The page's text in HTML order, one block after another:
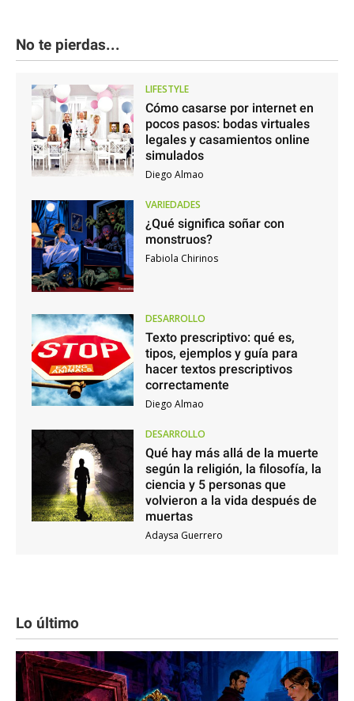
No te pierdas...
LIFESTYLE
Cómo casarse por internet en
pocos pasos: bodas virtuales
legales y casamientos online
simulados
Diego Almao
VARIEDADES
¿Qué significa soñar con
monstruos?
Fabiola Chirinos
DESARROLLO
Texto prescriptivo: qué es,
tipos, ejemplos y guía para
hacer textos prescriptivos
correctamente
Diego Almao
DESARROLLO
Qué hay más allá de la muerte
según la religión, la filosofía, la
ciencia y 5 personas que
volvieron a la vida después de
muertas
Adaysa Guerrero
Lo último